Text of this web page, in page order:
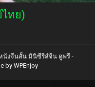
ทย)
นังจีนสั้น มินิซีรีส์จีน ดูฟรี -
by WPEnjoy